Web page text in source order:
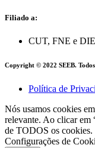
Filiado a:
CUT, FNE e
Copyright © 2022 SEEB.
Política de
Nós usamos cookies
relevante. Ao clicar em
de TODOS os cookies.
Configurações de